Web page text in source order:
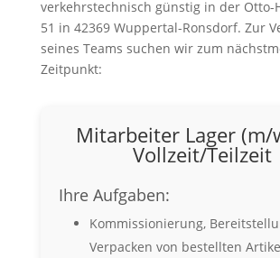
verkehrstechnisch günstig in der Otto-
51 in 42369 Wuppertal-Ronsdorf. Zur
seines Teams suchen wir zum
Zeitpunkt:
Mitarbeiter Lager (m/
Vollzeit/Teilzeit
Ihre Aufgaben:
Kommissionierung,
Verpacken von bestellten